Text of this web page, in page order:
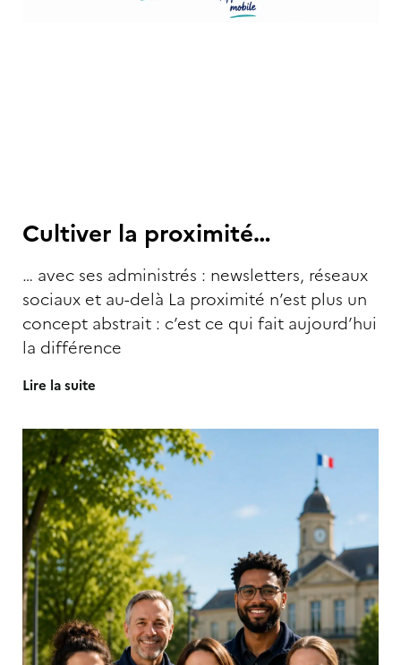
Cultiver la proximité…
… avec ses administrés : newsletters, réseaux
sociaux et au-delà La proximité n’est plus un
concept abstrait : c’est ce qui fait aujourd’hui
la différence
Lire la suite